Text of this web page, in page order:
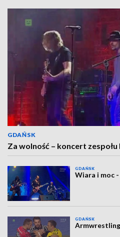
GDAŃSK
Za wolność – koncert
GDAŃSK
Wiara i moc -
GDAŃSK